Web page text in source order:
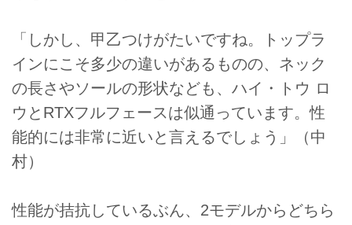
「しかし、甲乙つけがたいですね。トップラ
インにこそ多少の違いがあるものの、ネック
の長さやソールの形状なども、ハイ・トウ ロ
ウとRTXフルフェースは似通っています。性
能的には非常に近いと言えるでしょう」（中
村）
性能が拮抗しているぶん、2モデルからどちら